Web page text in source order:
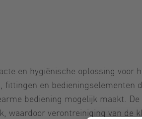
en hygiënische oplossing
fittingen en bedieningselementen
bediening mogelijk maakt.
waardoor verontreiniging van de